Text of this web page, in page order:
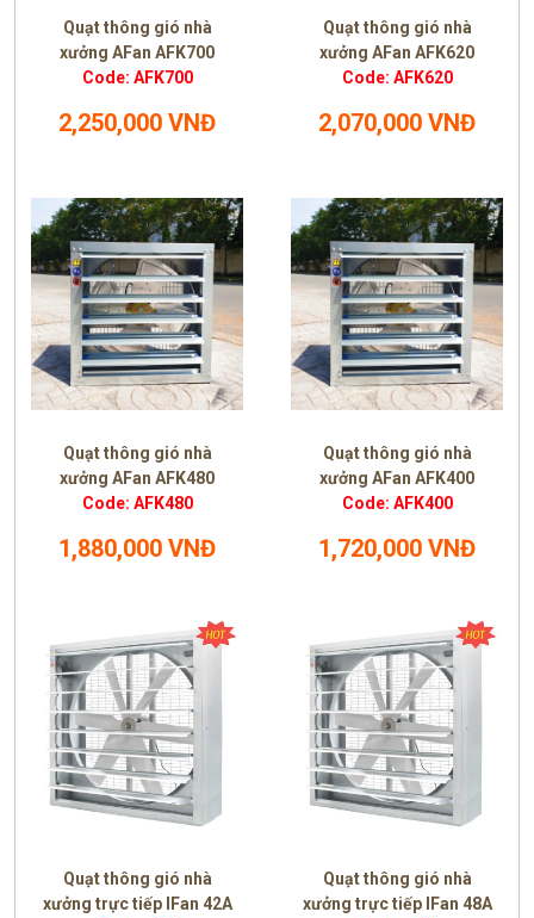
Quạt thông gió nhà
xưởng AFan AFK700
Code: AFK700
2,250,000 VNĐ
Quạt thông gió nhà
xưởng AFan AFK620
Code: AFK620
2,070,000 VNĐ
Quạt thông gió nhà
xưởng AFan AFK480
Code: AFK480
1,880,000 VNĐ
Quạt thông gió nhà
xưởng AFan AFK400
Code: AFK400
1,720,000 VNĐ
Quạt thông gió nhà
xưởng trực tiếp IFan 42A
Quạt thông gió nhà
xưởng trực tiếp IFan 48A